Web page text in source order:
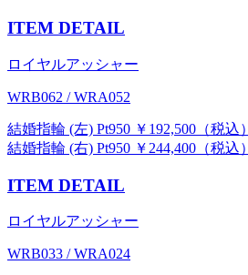
ITEM DETAIL
ロイヤルアッシャー
WRB062 / WRA052
結婚指輪 (左) Pt950 ￥192,500（税込）
結婚指輪 (右) Pt950 ￥244,400（税込）
ITEM DETAIL
ロイヤルアッシャー
WRB033 / WRA024